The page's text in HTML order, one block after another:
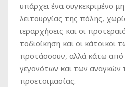
υπάρχει ένα συγκεκριμένο
λειτουργίας της πόλης,
ιεραρχήσεις και οι
τοδιοίκηση και οι κάτοικοι
προτάσσουν, αλλά κάτω από
γεγονότων και των αναγκών
προετοιμασίας.